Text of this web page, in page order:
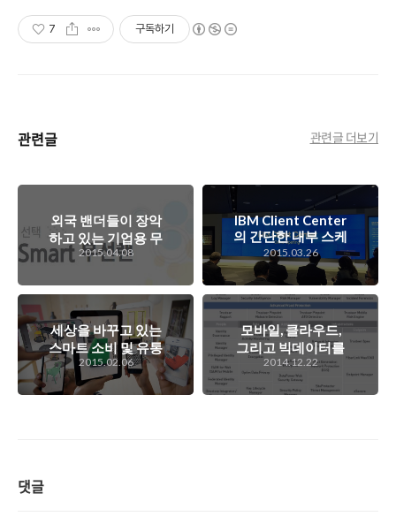
7 구독하기
관련글 관련글 더보기
외국 밴더들이 장악
하고 있는 기업용 무
선랜 시장에서 선전
트 무선랜 이야기
2015.04.08
IBM Client Center
의 간단한 내부 스케
치
2015.03.26
세상을 바꾸고 있는
스마트 소비 및 유통
전략, 옴니채널
2015.02.06
모바일, 클라우드,
그리고 빅데이터를
기반으로 한 데이터
분석을 통해 기업의
가치를 높히기 위한
2014.12.22
댓글